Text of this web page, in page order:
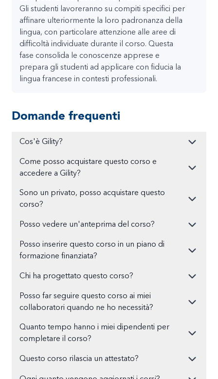
Gli studenti lavoreranno su compiti specifici per
affinare ulteriormente la loro padronanza della
lingua, con particolare attenzione alle aree di
difficoltà individuate durante il corso. Questa
fase consolida le conoscenze apprese e
prepara gli studenti ad applicare con fiducia la
lingua francese in contesti professionali.
Domande frequenti
Cos'è Gility?
Come posso acquistare questo corso e
accedere a Gility?
Sono un privato, posso acquistare questo
corso?
Posso vedere un'anteprima del corso?
Posso inserire questo corso in un piano di
formazione finanziata?
Chi ha progettato questo corso?
Posso far seguire questo corso ai miei
collaboratori quando ne ho necessità?
Quanto tempo hanno i miei dipendenti per
completare il corso?
Questo corso rilascia un attestato?